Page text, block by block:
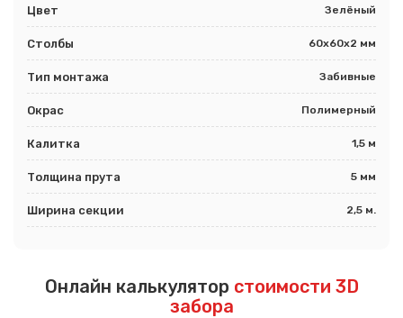
Цвет Зелёный
Столбы 60х60х2 мм
Тип монтажа Забивные
Окрас Полимерный
Калитка 1,5 м
Толщина прута 5 мм
Ширина секции 2,5 м.
Онлайн калькулятор стоимости 3D
забора